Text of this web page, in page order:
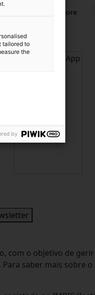
com o objetivo de
saber mais sobre
tailored to
the
by